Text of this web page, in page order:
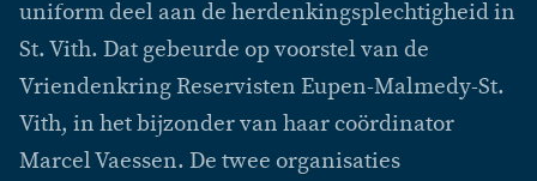
uniform deel aan de herdenkingsplechtigheid in
St. Vith. Dat gebeurde op voorstel van de
Vriendenkring Reservisten Eupen-Malmedy-St.
Vith, in het bijzonder van haar coördinator
Marcel Vaessen. De twee organisaties